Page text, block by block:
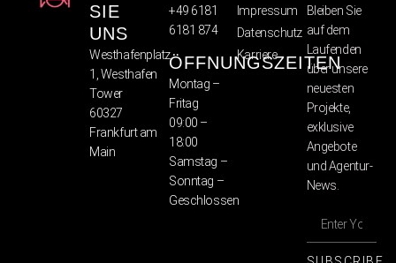
SIE
UNS
Westhafenplatz
1, Westhafen
Tower
60327
Frankfurt am
Main
+49 6181
6181 874
ÖFFNUNGSZEITEN
Montag –
Fritag
09:00 –
18:00
Samstag –
Sonntag –
Geschlossen
Impressum
Datenschutz
Karriere
Bleiben Sie
auf dem
Laufenden
über unsere
neuesten
Projekte,
exklusive
Angebote
und Agentur-
News.